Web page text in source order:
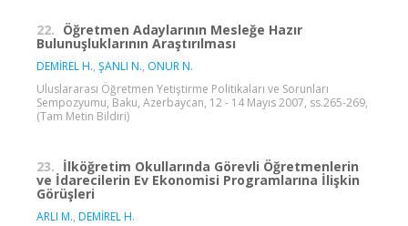
22. Öğretmen Adaylarının Mesleğe Hazır
Bulunuşluklarının Araştırılması
DEMİREL H., ŞANLI N., ONUR N.
Uluslararası Öğretmen Yetiştirme Politikaları ve Sorunları
Sempozyumu, Baku, Azerbaycan, 12 - 14 Mayıs 2007, ss.265-269,
(Tam Metin Bildiri)
23. İlköğretim Okullarında Görevli Öğretmenlerin
ve İdarecilerin Ev Ekonomisi Programlarına İlişkin
Görüşleri
ARLI M., DEMİREL H.